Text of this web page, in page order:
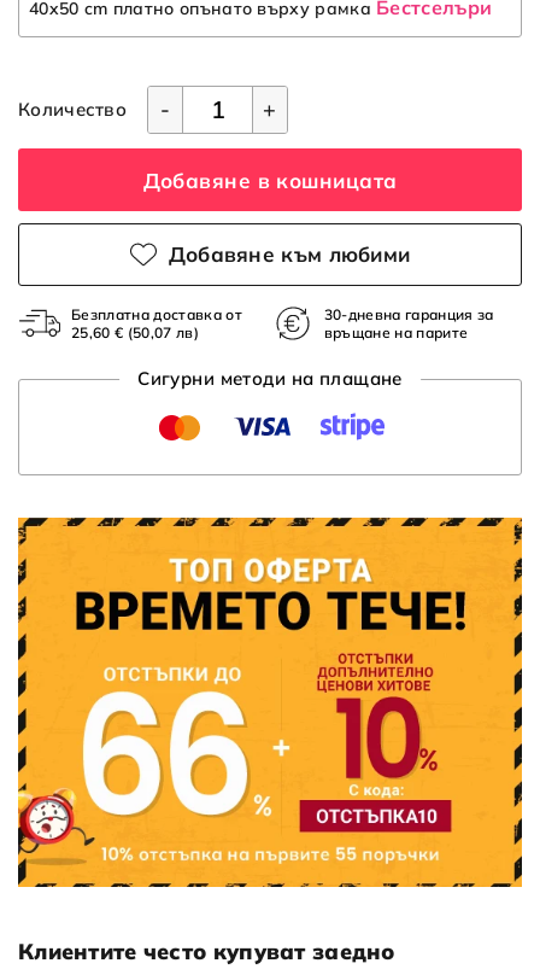
40x50 cm платно опънато върху рамка Бестселъри
Количество - +
Добавяне в кошницата
Добавяне към любими
Безплатна доставка от
25,60 € (50,07 лв)
30-дневна гаранция за
връщане на парите
Сигурни методи на плащане
Клиентите често купуват заедно